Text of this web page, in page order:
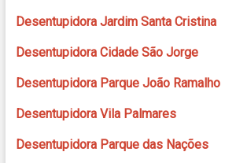
Desentupidora Jardim Santa Cristina
Desentupidora Cidade São Jorge
Desentupidora Parque João Ramalho
Desentupidora Vila Palmares
Desentupidora Parque das Nações